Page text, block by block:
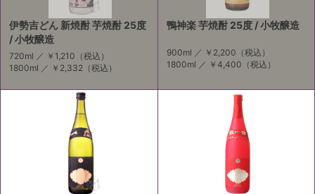
伊勢吉どん 新焼酎 芋焼酎 25度
/ 小牧醸造
720ml ／ ￥1,210 （税込）
1800ml ／ ￥2,332 （税込）
鴨神楽 芋焼酎 25度 / 小牧醸造
900ml ／ ￥2,200 （税込）
1800ml ／ ￥4,400 （税込）